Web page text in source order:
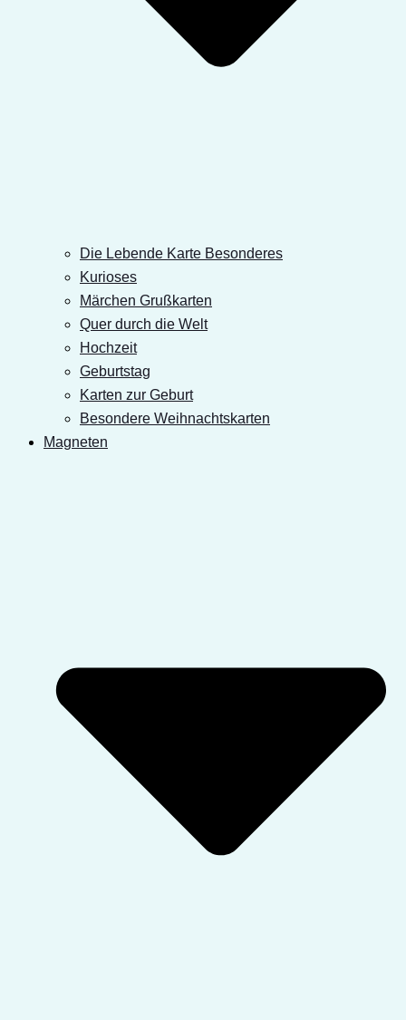
Die Lebende Karte Besonderes
Kurioses
Märchen Grußkarten
Quer durch die Welt
Hochzeit
Geburtstag
Karten zur Geburt
Besondere Weihnachtskarten
Magneten